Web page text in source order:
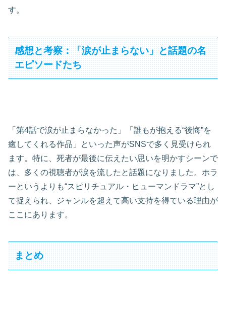
す。
感想と考察：「涙が止まらない」と話題の名
エピソードたち
「第4話で涙が止まらなかった」「誰もが抱える“後悔”を
癒してくれる作品」といった声がSNSで多く見受けられ
ます。特に、死者が最後に伝えたい思いを明かすシーンで
は、多くの視聴者が涙を流したと話題になりました。ホラ
ーというよりも“スピリチュアル・ヒューマンドラマ”とし
て捉えられ、ジャンルを超えて高い支持を得ている理由が
ここにあります。
まとめ